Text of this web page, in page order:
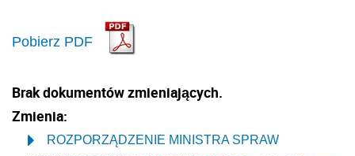
Pobierz PDF
Brak dokumentów zmieniających.
Zmienia:
ROZPORZĄDZENIE MINISTRA SPRAW